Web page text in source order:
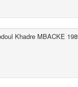
Khadre MBACKE